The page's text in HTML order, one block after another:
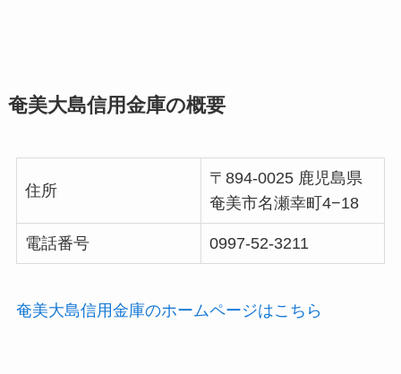
奄美大島信用金庫の概要
住所
〒894-0025 鹿児島県
奄美市名瀬幸町4−18
電話番号 0997-52-3211
奄美大島信用金庫のホームページはこちら